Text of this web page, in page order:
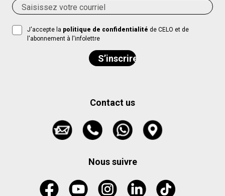
J'accepte la politique de confidentialité de CELO et de
l'abonnement à l'infolettre
Contact us
Nous suivre